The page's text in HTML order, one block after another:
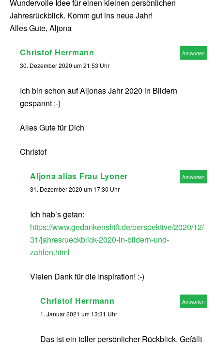
Wundervolle Idee für einen kleinen persönlichen
Jahresrückblick. Komm gut ins neue Jahr!
Alles Gute, Aljona
Christof Herrmann
30. Dezember 2020 um 21:53 Uhr
Ich bin schon auf Aljonas Jahr 2020 in Bildern
gespannt ;-)
Alles Gute für Dich
Christof
Antworten
Aljona alias Frau Lyoner
31. Dezember 2020 um 17:30 Uhr
Ich hab’s getan:
https://www.gedankenshift.de/perspektive/2020/12/
31/jahresrueckblick-2020-in-bildern-und-
zahlen.html
Vielen Dank für die Inspiration! :-)
Antworten
Christof Herrmann
1. Januar 2021 um 13:31 Uhr
Das ist ein toller persönlicher Rückblick. Gefällt
Antworten